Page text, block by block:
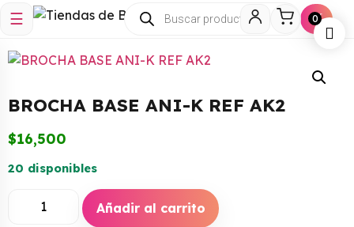
☰ 🛒
BROCHA BASE ANI-K REF AK2
$16,500
20 disponibles
Añadir al carrito
0